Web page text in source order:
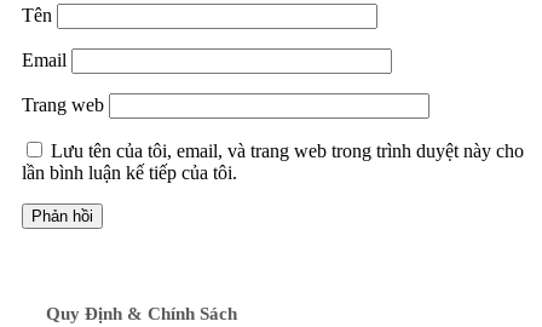
Tên
Email
Trang web
Lưu tên của tôi, email, và trang web trong trình duyệt này cho
lần bình luận kế tiếp của tôi.
Quy Định & Chính Sách